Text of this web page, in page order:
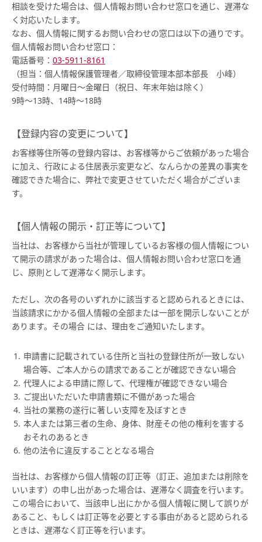
相談を受けた場合は、個人情報お問い合わせ窓口を通じ、遅滞な
く対応いたします。
なお、個人情報に関するお問い合わせの窓口は以下の通りです。
個人情報お問い合わせ窓口：
電話番号： 03-5911-8161
（担当：個人情報保護管理者／取締役管理本部本部長 小峰）
受付時間：月曜日～金曜日（祝日、年末年始は除く）
9時～13時、14時～18時
【登録内容の変更について】
お客様等住所等の登録内容は、お客様等からご依頼があった場合
に加え、行政による住居表示変更など、なんらかの差異の事実を
確認できた場合に、弊社で変更させていただく場合がございま
す。
【個人情報の開示・訂正等について】
当社は、お客様から当社が管理しているお客様の個人情報につい
て開示の請求があった場合は、個人情報お問い合わせ窓口を通
じ、原則として遅滞なく開示します。
ただし、次の各号のいずれかに該当すると認められるときには、
当該請求にかかる個人情報の全部または一部を開示しないことが
あります。その場合 には、理由をご通知いたします。
申請書に記載されている住所と当社の登録住所が一致しない
場合等、ご本人からの請求であることが確認できない場合
代理人による申請に際して、代理権が確認できない場合
ご提出いただいた申請書類に不備があった場合
当社の業務の遂行に著しい支障を及ぼすとき
本人または第三者の生命、身体、財産その他の権利を害する
おそれのあるとき
他の法令に違反することとなる場合
当社は、お客様から個人情報の訂正等（訂正、追加または削除を
いいます）の申し出があった場合は、遅滞なく調査を行います。
この場合において、当該申し出にかかる個人情報に関して誤りが
あること、もしくは訂正等を必要とする事由があると認められる
ときは、遅滞なく訂正等を行います。